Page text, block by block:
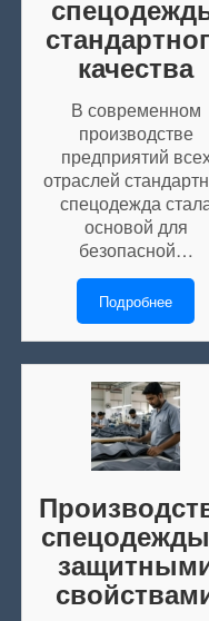
качества
В современном
производстве
предприятий
отраслей
спецодежда
основой для
безопасной…
Подробнее